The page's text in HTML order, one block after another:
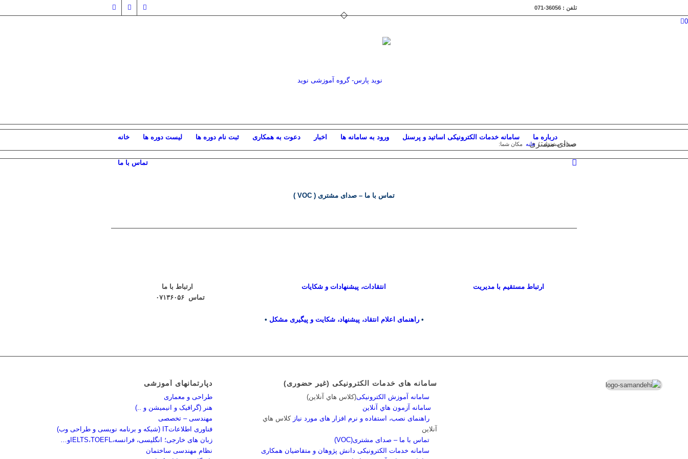
تلفن : 36056-071
0
خانه لیست دوره ها ثبت نام دوره ها دعوت به همکاری اخبار ورود به سامانه ها سامانه خدمات الکترونیکی اساتید و پرسنل درباره ما
تماس با ما
صدای مشتری مکان شما: خانه / صدای مشتری
تماس با ما – صدای مشتری ( VOC )
ارتباط مستقیم با مدیریت انتقادات، پیشنهادات و شکایات
ارتباط با ما
تماس ۰۷۱۳۶۰۵۶
• راهنمای اعلام انتقاد، پیشنهاد، شکایت و پیگیری مشکل •
دپارتمانهای آموزشی
طراحی و معماری
هنر (گرافیک و انیمیشن و ..)
مهندسی – تخصصی
فناوری اطلاعاتIT (شبکه و برنامه نویسی و طراحی وب)
زبان های خارجی؛ انگلیسی، فرانسه،IELTS،TOEFLو…
نظام مهندسی ساختمان
سامانه های خدمات الکترونیکی (غیر حضوری)
سامانه آموزش الکترونیکی(کلاس هاي آنلاين)
سامانه آزمون هاي آنلاين
راهنمای نصب، استفاده و نرم افزار های مورد نیاز کلاس هاي
آنلاين
تماس با ما – صدای مشتری(VOC)
سامانه خدمات الکترونیکی دانش پژوهان و متقاضیان همکاری